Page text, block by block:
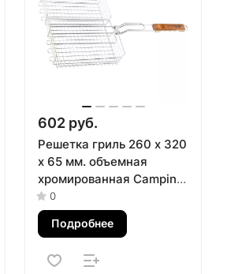
602 руб.
Решетка гриль 260 х 320
х 65 мм. объемная
хромированная Camping
Palisad
0
Подробнее